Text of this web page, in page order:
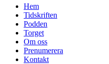
Hem
Tidskriften
Podden
Torget
Om oss
Prenumerera
Kontakt